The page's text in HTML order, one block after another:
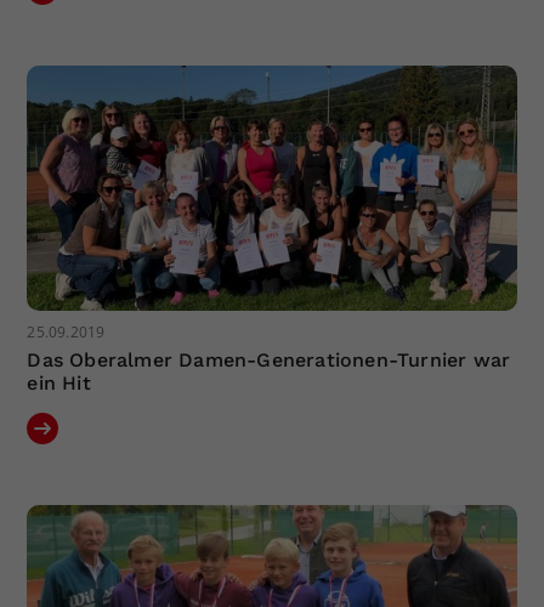
25.09.2019
Das Oberalmer Damen-Generationen-Turnier war
ein Hit